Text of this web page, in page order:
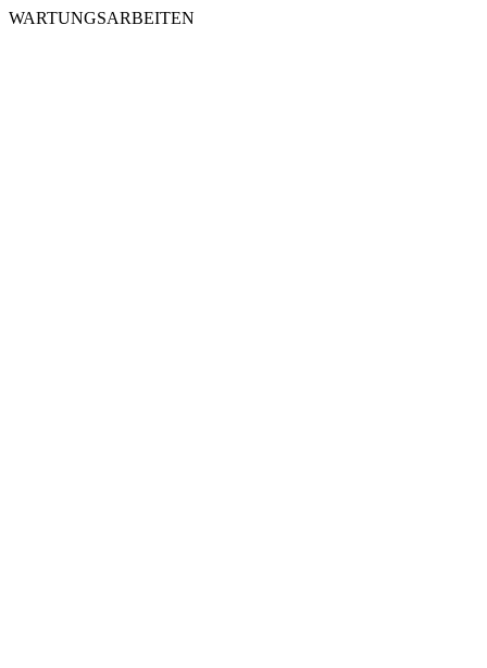
WARTUNGSARBEITEN